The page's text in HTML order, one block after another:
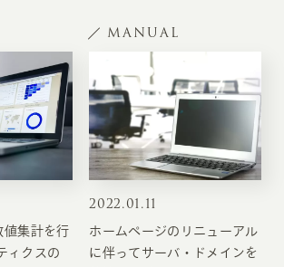
値集計を行
ィクスの
MANUAL
2022.01.11
ホームページのリニューアル
に伴ってサーバ・ドメインを